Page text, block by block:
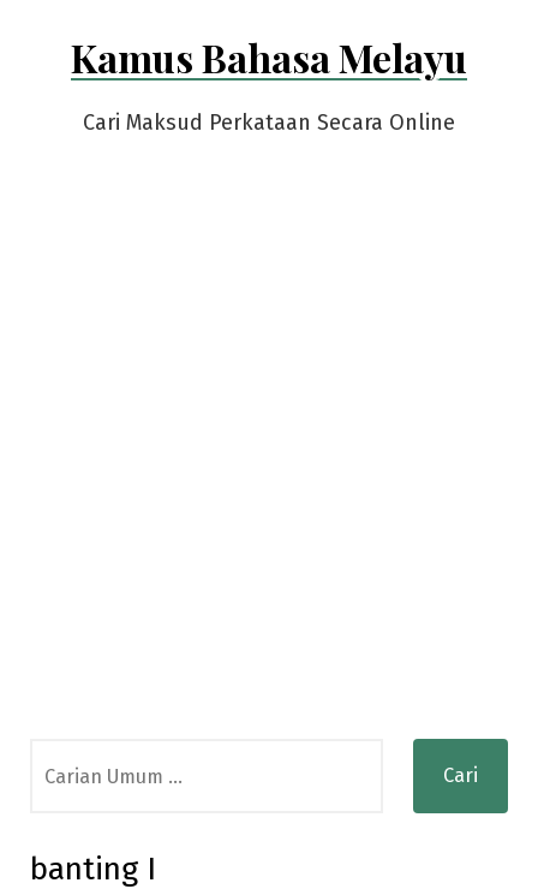
Kamus Bahasa Melayu
Cari Maksud Perkataan Secara Online
for:
banting I